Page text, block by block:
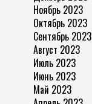
Ноябрь 2023
Октябрь 2023
Сентябрь 2023
Август 2023
Июль 2023
Июнь 2023
Май 2023